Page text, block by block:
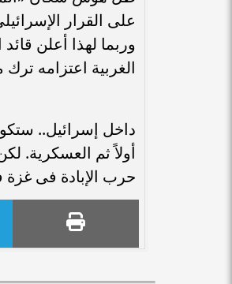
على القرار
وربما لهذا أعلن
الغربية اعتزامه
داخل إسرائيل..
أولاً ثم العسكرية.
حرب الإبادة فى